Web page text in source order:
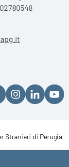
Stranieri di Perugia